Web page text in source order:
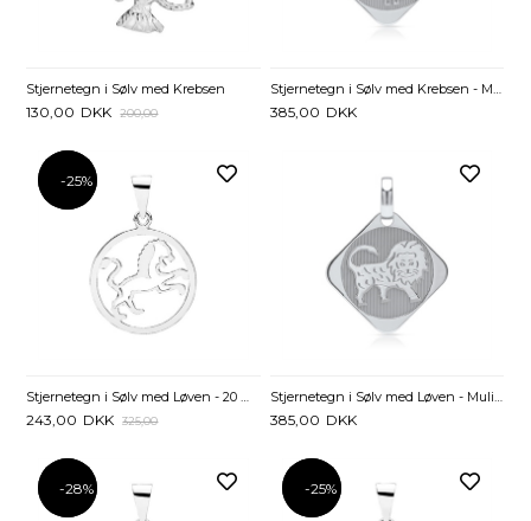
Stjernetegn i Sølv med Krebsen
130,00 DKK 200,00 385,00 DKK
-25%
-25%
243,00 DKK 325,00
Stjernetegn i Sølv med Løven - Mulighed for gravering
385,00 DKK
-28%
-28% -25%
-25%